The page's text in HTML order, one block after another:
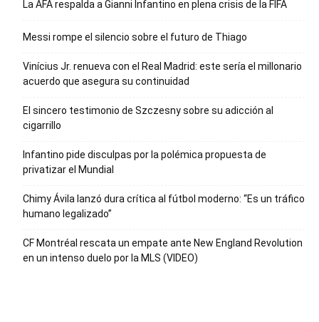
La AFA respalda a Gianni Infantino en plena crisis de la FIFA
Messi rompe el silencio sobre el futuro de Thiago
Vinícius Jr. renueva con el Real Madrid: este sería el millonario
acuerdo que asegura su continuidad
El sincero testimonio de Szczesny sobre su adicción al
cigarrillo
Infantino pide disculpas por la polémica propuesta de
privatizar el Mundial
Chimy Ávila lanzó dura crítica al fútbol moderno: “Es un tráfico
humano legalizado”
CF Montréal rescata un empate ante New England Revolution
en un intenso duelo por la MLS (VIDEO)